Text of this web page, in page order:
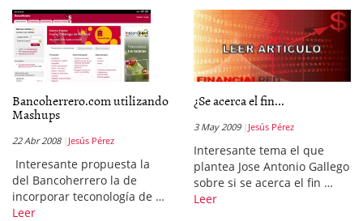
Bancoherrero.com utilizando
Mashups
22 Abr 2008 Jesús Pérez
Interesante propuesta la
del Bancoherrero la de
incorporar teconología de …
Leer
¿Se acerca el fin...
3 May 2009 Jesús Pérez
Interesante tema el que
plantea Jose Antonio Gallego
sobre si se acerca el fin …
Leer